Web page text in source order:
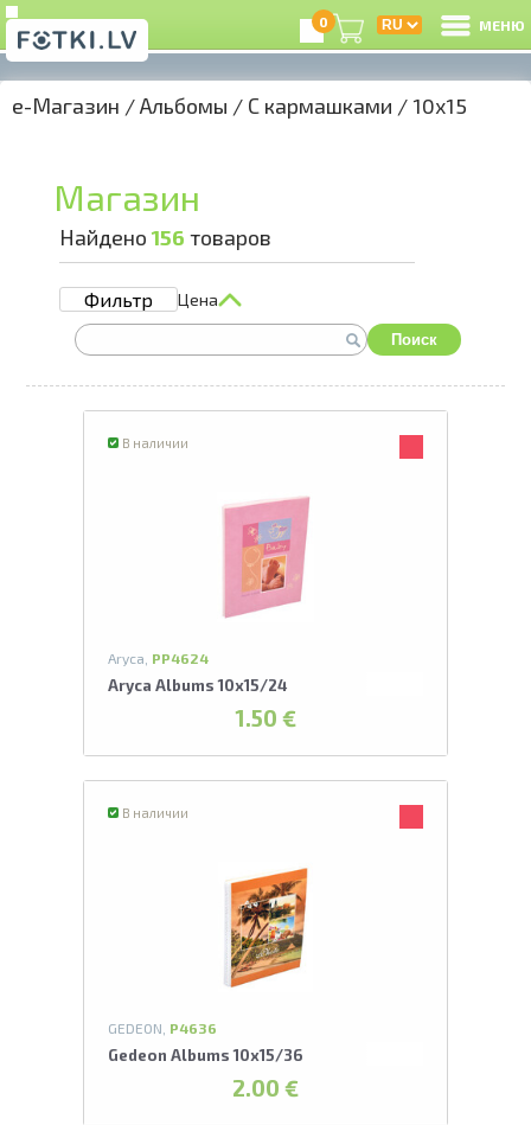
0 МЕНЮ
e-Магазин /Альбомы / С кармашками / 10x15
Магазин
Найдено 156 товаров
Фильтр Цена
Поиск
В наличии
Aryca, PP4624
Aryca Albums 10x15/24
1.50 €
В наличии
GEDEON, P4636
Gedeon Albums 10x15/36
2.00 €